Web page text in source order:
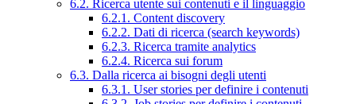
6.2. Ricerca utente sui contenuti e il linguaggio
6.2.1. Content discovery
6.2.2. Dati di ricerca (search keywords)
6.2.3. Ricerca tramite analytics
6.2.4. Ricerca sui forum
6.3. Dalla ricerca ai bisogni degli utenti
6.3.1. User stories per definire i contenuti